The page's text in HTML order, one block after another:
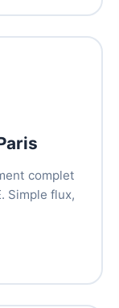
complet
Simple flux,